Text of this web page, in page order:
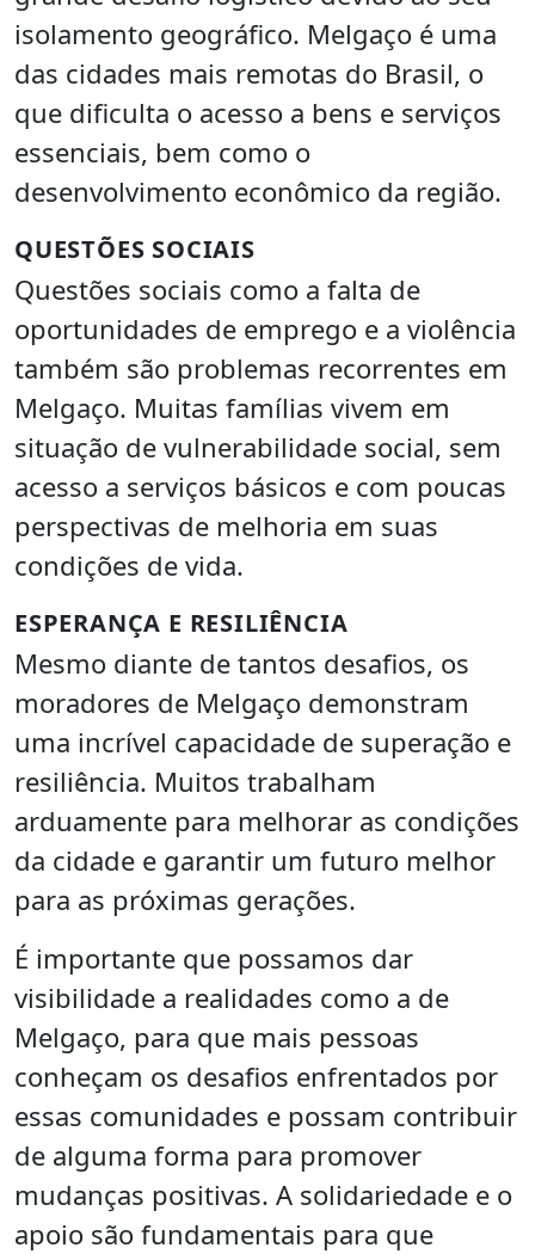
isolamento geográfico. Melgaço é uma
das cidades mais remotas do Brasil, o
que dificulta o acesso a bens e serviços
essenciais, bem como o
desenvolvimento econômico da região.
QUESTÕES SOCIAIS
Questões sociais como a falta de
oportunidades de emprego e a violência
também são problemas recorrentes em
Melgaço. Muitas famílias vivem em
situação de vulnerabilidade social, sem
acesso a serviços básicos e com poucas
perspectivas de melhoria em suas
condições de vida.
ESPERANÇA E RESILIÊNCIA
Mesmo diante de tantos desafios, os
moradores de Melgaço demonstram
uma incrível capacidade de superação e
resiliência. Muitos trabalham
arduamente para melhorar as condições
da cidade e garantir um futuro melhor
para as próximas gerações.
É importante que possamos dar
visibilidade a realidades como a de
Melgaço, para que mais pessoas
conheçam os desafios enfrentados por
essas comunidades e possam contribuir
de alguma forma para promover
mudanças positivas. A solidariedade e o
apoio são fundamentais para que